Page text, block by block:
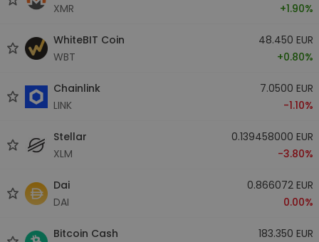
XMR
+1.90%
WhiteBIT Coin
WBT
48.450 EUR
+0.80%
Chainlink
LINK
7.0500 EUR
-1.10%
Stellar
XLM
0.139458000 EUR
-3.80%
Dai
DAI
0.866072 EUR
0.00%
Bitcoin Cash
183.350 EUR